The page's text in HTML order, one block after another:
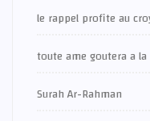
le rappel profite au
toute ame goutera a
Surah Ar-Rahman